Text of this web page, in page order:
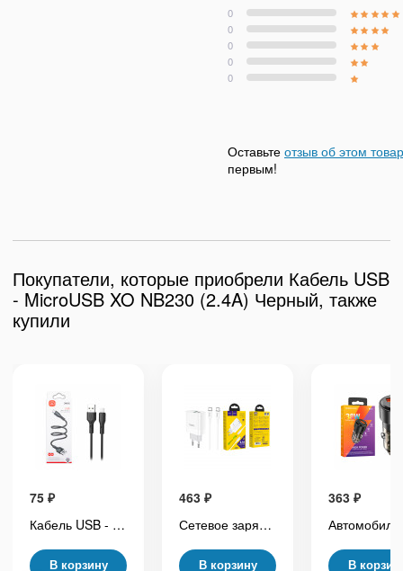
0
0
0
0
0
Оставьте отзыв об этом
первым!
Покупатели, которые приобрели Кабель USB
- MicroUSB XO NB230 (2.4A) Черный, также
купили
75 ₽
Кабель USB - Type-C XO NB230 (2.4A) Черный
В корзину
463 ₽
Сетевое зарядное устройство USB/Type-C Hoco C80A (20W, QC3.0, PD, 2 порта, кабель Type-C-Type-C) Белый
В корзину
363 ₽
В